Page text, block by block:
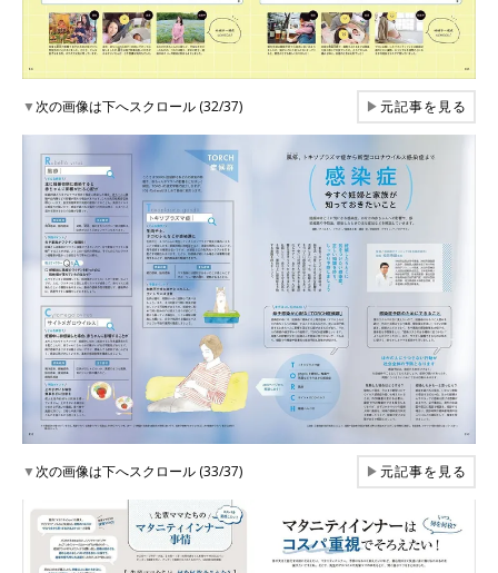
▼次の画像は下へスクロール (32/37) ▶元記事を見る
▼次の画像は下へスクロール (33/37) ▶元記事を見る